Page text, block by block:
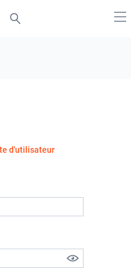
d'utilisateur